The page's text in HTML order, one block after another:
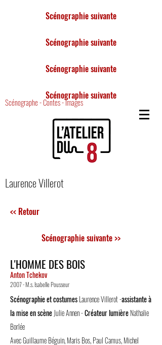
Scénographie suivante
Scénographie suivante
Scénographie suivante
Scénographe - Contes - Images
Scénographie suivante
Laurence Villerot
<< Retour
Scénographie suivante >>
L'HOMME DES BOIS
Anton Tchekov
2007 - M.s. Isabelle Pousseur
Scénographie et costumesLaurence Villerot -assistante à
la mise en scèneJulie Annen -Créateur lumièreNathalie
Borlée
Avec Guillaume Béguin, Maris Bos, Paul Camus, Michel